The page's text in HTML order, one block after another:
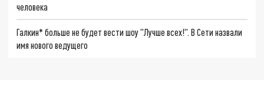
человека
Галкин* больше не будет вести шоу "Лучше всех!". В Сети назвали
имя нового ведущего